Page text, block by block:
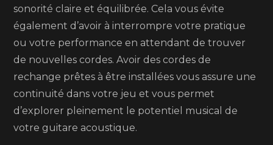
sonorité claire et équilibrée. Cela vous évite
également d’avoir à interrompre votre pratique
ou votre performance en attendant de trouver
de nouvelles cordes. Avoir des cordes de
rechange prêtes à être installées vous assure une
continuité dans votre jeu et vous permet
d’explorer pleinement le potentiel musical de
votre guitare acoustique.